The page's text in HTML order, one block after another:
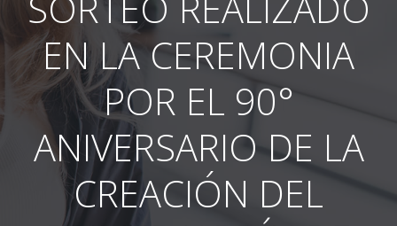
EN LA CEREMONIA
POR EL 90°
ANIVERSARIO DE LA
CREACIÓN DEL